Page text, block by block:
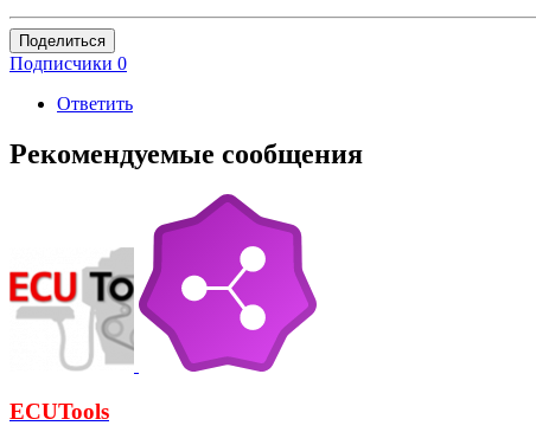
Поделиться
Подписчики 0
Ответить
Рекомендуемые сообщения
ECUTools